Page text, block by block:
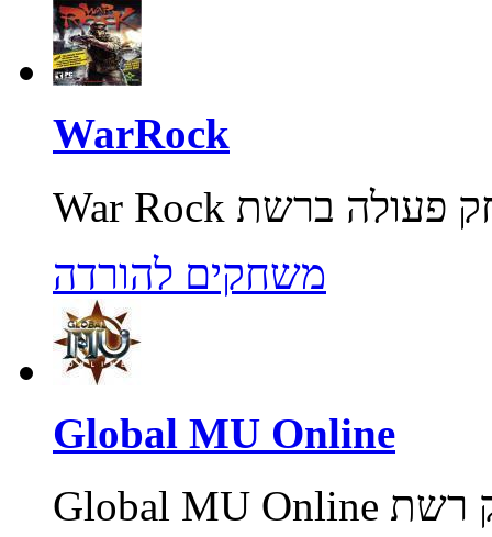
WarRock
משחקים להורדה
Global MU Online